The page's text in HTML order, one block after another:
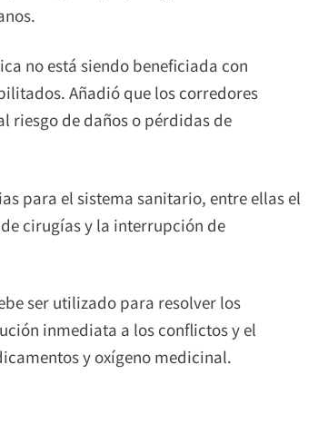
no está siendo beneficiada con
Añadió que los corredores
riesgo de daños o pérdidas de
para el sistema sanitario, entre ellas el
cirugías y la interrupción de
ser utilizado para resolver los
inmediata a los conflictos y el
y oxígeno medicinal.